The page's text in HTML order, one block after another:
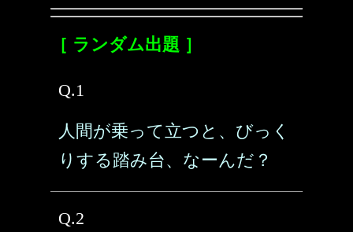
［ ランダム出題 ］
Q.1
人間が乗って立つと、びっく
りする踏み台、なーんだ？
Q.2